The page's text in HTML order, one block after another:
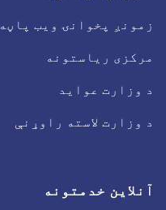
زمونږ پخوانۍ ویب پاڼه
مرکزی ریاستونه
د وزارت عواید
د وزارت لاسته راوړنې
آنلاین خدمتونه